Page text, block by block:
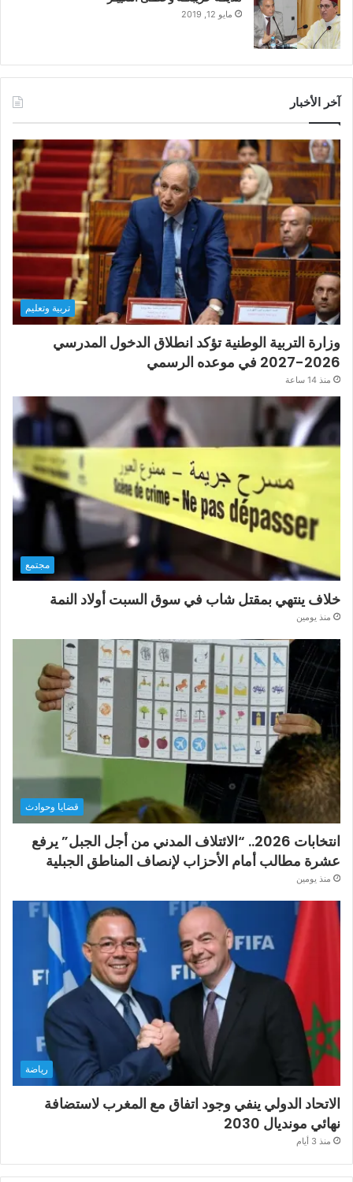
مايو 12, 2019
آخر الأخبار
تربية وتعليم
وزارة التربية الوطنية تؤكد انطلاق الدخول المدرسي
2026-2027 في موعده الرسمي
منذ 14 ساعة
مجتمع
خلاف ينتهي بمقتل شاب في سوق السبت أولاد النمة
منذ يومين
قضايا وحوادث
انتخابات 2026.. “الائتلاف المدني من أجل الجبل” يرفع
عشرة مطالب أمام الأحزاب لإنصاف المناطق الجبلية
منذ يومين
رياضة
الاتحاد الدولي ينفي وجود اتفاق مع المغرب لاستضافة
نهائي مونديال 2030
منذ 3 أيام